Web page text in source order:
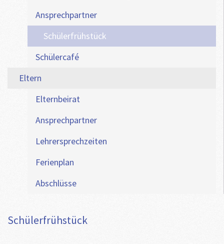
Ansprechpartner
Schülerfrühstück
Schülercafé
Eltern
Elternbeirat
Ansprechpartner
Lehrersprechzeiten
Ferienplan
Abschlüsse
Schülerfrühstück